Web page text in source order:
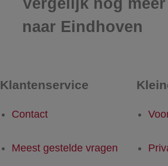
Vergelijk nog
naar Eindhoven
Klantenservice
Contact
Meest gestelde vragen